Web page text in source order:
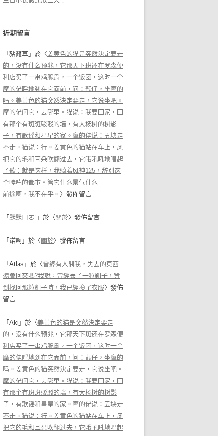
近期留言
「 豬籠草 」於〈姜黄色的猫是突然決定要走
的，没有什么预兆，它那天下班还在罗森便
利店买了一串鸡脆骨，一个饭团，这时一个
摩的佬呼地刹在它面前，问：靓仔，坐摩的
吗。姜黄色的猫突然決定要走，它说坐吧。
摩的佬问它，去哪里。猫说：我要回家，回
有那个有斑斑驳驳的墙，有大杨树的树影
子，有歌谣和星星的家。摩的佬说：五块走
不走。猫说：行。姜黄色的猫站在车上，风
把它的毛和耳朵吹翻过去，它哦吼吼地唱起
了歌：就是这样，我骑着风神125，辞别这
个哮喘的都市。管它什么景气什么
前途啊，我不在乎。 〉發佈留言
「 默默ㄇㄛˋ 」於〈 關於〉發佈留言
「 诺啊 」於〈 關於〉發佈留言
「 Atlas 」於〈曾經有人問我，失去的東西
還會回來嗎?我說，曾經丟了一粒釦子，等
到找回那粒釦子時，我已經換了衣服〉發佈
留言
「 Aki 」於〈姜黄色的猫是突然決定要走
的，没有什么预兆，它那天下班还在罗森便
利店买了一串鸡脆骨，一个饭团，这时一个
摩的佬呼地刹在它面前，问：靓仔，坐摩的
吗。姜黄色的猫突然決定要走，它说坐吧。
摩的佬问它，去哪里。猫说：我要回家，回
有那个有斑斑驳驳的墙，有大杨树的树影
子，有歌谣和星星的家。摩的佬说：五块走
不走。猫说：行。姜黄色的猫站在车上，风
把它的毛和耳朵吹翻过去，它哦吼吼地唱起